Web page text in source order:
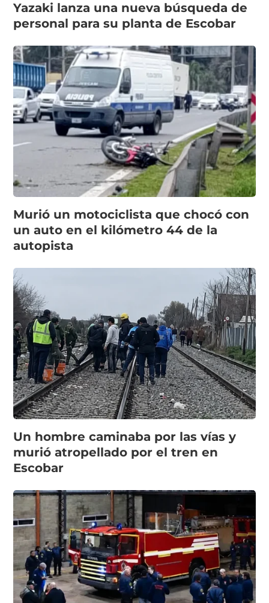
Yazaki lanza una nueva búsqueda de
personal para su planta de Escobar
Murió un motociclista que chocó con
un auto en el kilómetro 44 de la
autopista
Un hombre caminaba por las vías y
murió atropellado por el tren en
Escobar